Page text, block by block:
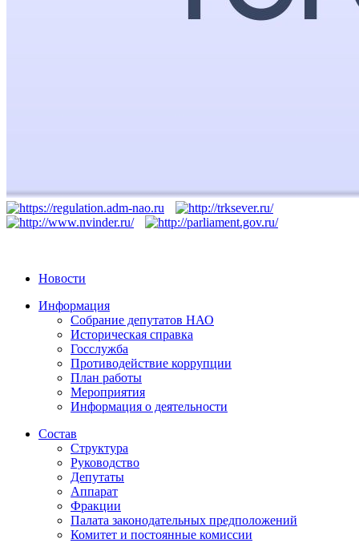
Новости
Информация
Собрание депутатов НАО
Историческая справка
Госслужба
Противодействие коррупции
План работы
Мероприятия
Информация о деятельности
Состав
Структура
Руководство
Депутаты
Аппарат
Фракции
Палата законодательных предположений
Комитет и постоянные комиссии